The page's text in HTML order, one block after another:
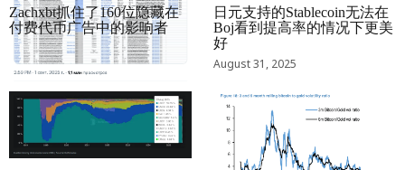
Zachxbt抓住了160位隐藏在
付费代币广告中的影响者
September 01, 2025
日元支持的Stablecoin无法在
Boj看到提高率的情况下更美
好
August 31, 2025